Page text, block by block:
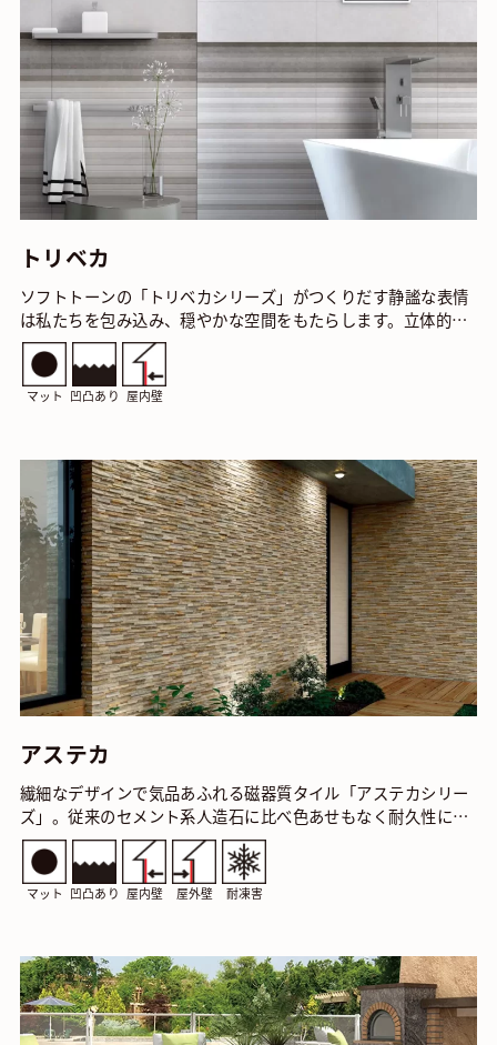
トリベカ
ソフトトーンの「トリベカシリーズ」がつくりだす静謐な表情
は私たちを包み込み、穏やかな空間をもたらします。立体的な
ストライプボーダーはグレード感を高めるアクセサリ…
マット 凹凸あり 屋内壁
アステカ
繊細なデザインで気品あふれる磁器質タイル「アステカシリー
ズ」。従来のセメント系人造石に比べ色あせもなく耐久性に優
れています。美しい陰影がワンランク上の外観を実現…
マット 凹凸あり 屋内壁 屋外壁 耐凍害